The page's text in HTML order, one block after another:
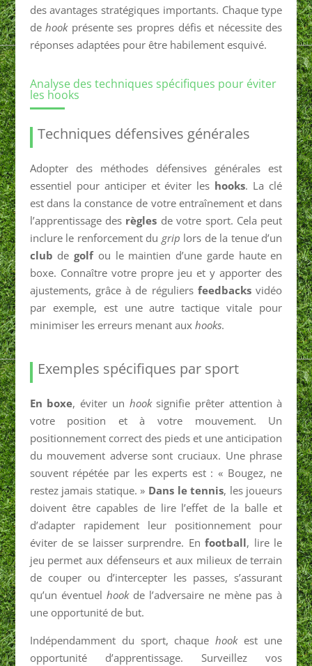
des avantages stratégiques importants. Chaque type
dehookprésente ses propres défis et nécessite des
réponses adaptées pour être habilement esquivé.
Analyse des techniques spécifiques pour éviter
les hooks
Techniques défensives générales
Adopter des méthodes défensives générales est
essentiel pour anticiper et éviter les hooks. La clé
est dans la constance de votre entraînement et dans
l’apprentissage des règles de votre sport. Cela peut
inclure le renforcement du grip lors de la tenue d’un
club degolfou le maintien d’une garde haute en
boxe. Connaître votre propre jeu et y apporter des
ajustements, grâce à de réguliersfeedbacks vidéo
par exemple, est une autre tactique vitale pour
minimiser les erreurs menant aux hooks.
Exemples spécifiques par sport
En boxe, éviter un hooksignifie prêter attention à
votre position et à votre mouvement. Un
positionnement correct des pieds et une anticipation
du mouvement adverse sont cruciaux. Une phrase
souvent répétée par les experts est : « Bougez, ne
restez jamais statique. » Dans le tennis, les joueurs
doivent être capables de lire l’effet de la balle et
d’adapter rapidement leur positionnement pour
éviter de se laisser surprendre. Enfootball, lire le
jeu permet aux défenseurs et aux milieux de terrain
de couper ou d’intercepter les passes, s’assurant
qu’un éventuel hookde l’adversaire ne mène pas à
une opportunité de but.
Indépendamment du sport, chaquehookest une
opportunité d’apprentissage. Surveillez vos